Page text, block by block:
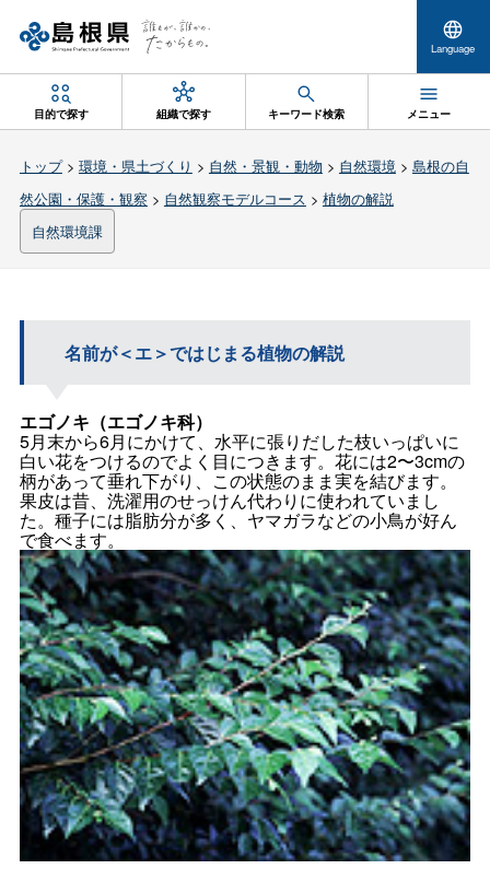
Language
目的で探す 組織で探す キーワード検索 メニュー
トップ> 環境・県土づくり > 自然・景観・動物 > 自然環境> 島根の自
然公園・保護・観察 > 自然観察モデルコース > 植物の解説
自然環境課
名前が＜エ＞ではじまる植物の解説
エゴノキ（エゴノキ科）
5月末から6月にかけて、水平に張りだした枝いっぱいに
白い花をつけるのでよく目につきます。花には2〜3cmの
柄があって垂れ下がり、この状態のまま実を結びます。
果皮は昔、洗濯用のせっけん代わりに使われていまし
た。種子には脂肪分が多く、ヤマガラなどの小鳥が好ん
で食べます。